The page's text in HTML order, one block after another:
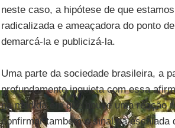
neste caso, a hipótese de que
radicalizada e ameaçadora do ponto
demarcá-la e publicizá-la.
Uma parte da sociedade brasileira, a
profundamente inquieta com essa
na medida em que houve uma reação
confirmar também o sinal da escalada